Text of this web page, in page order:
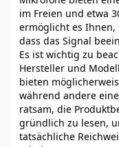
im Freien und etwa
ermöglicht es Ihnen,
dass das Signal
Es ist wichtig zu
Hersteller und
bieten
während andere
ratsam, die
gründlich zu lesen,
tatsächliche